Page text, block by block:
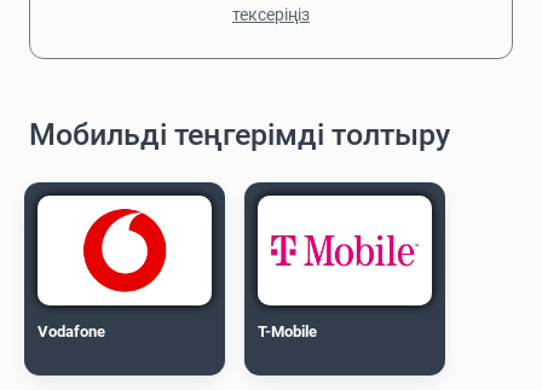
тексеріңіз
Мобильді теңгерімді толтыру
Vodafone T-Mobile